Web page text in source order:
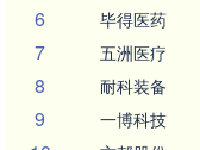
6 毕得医药
7 五洲医疗
8 耐科装备
9 一博科技